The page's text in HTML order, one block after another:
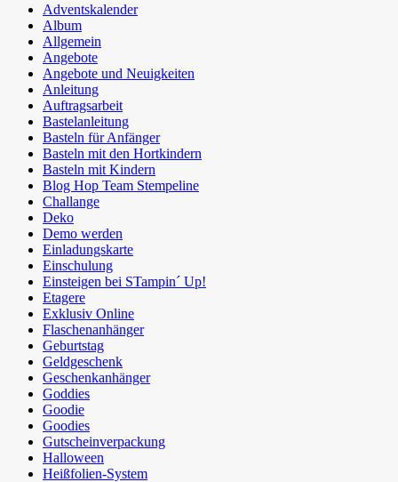
Adventskalender
Album
Allgemein
Angebote
Angebote und Neuigkeiten
Anleitung
Auftragsarbeit
Bastelanleitung
Basteln für Anfänger
Basteln mit den Hortkindern
Basteln mit Kindern
Blog Hop Team Stempeline
Challange
Deko
Demo werden
Einladungskarte
Einschulung
Einsteigen bei STampin´ Up!
Etagere
Exklusiv Online
Flaschenanhänger
Geburtstag
Geldgeschenk
Geschenkanhänger
Goddies
Goodie
Goodies
Gutscheinverpackung
Halloween
Heißfolien-System